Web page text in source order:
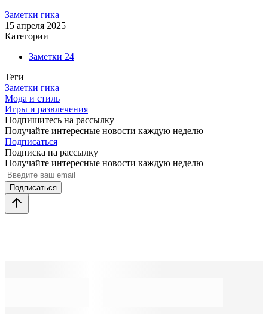
Заметки гика
15 апреля 2025
Категории
Заметки 24
Теги
Заметки гика
Мода и стиль
Игры и развлечения
Подпишитесь на рассылку
Получайте интересные новости каждую неделю
Подписаться
Подписка на рассылку
Получайте интересные новости каждую неделю
Подписаться